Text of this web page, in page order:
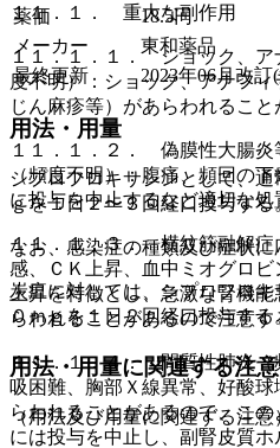
１１．１． 重大な副作用
１１．１．１． ショック、ア
度不明）：ショック、アナフィ
じん麻疹等）があらわれること
１１．１．２． 偽膜性大腸炎
（頻度不明）：腹痛、頻回の
に投与を中止するなど適切な処
１１．１．３． 横紋筋融解症
感、ＣＫ上昇、血中ミオグロ
上昇を特徴とし、急激な腎機
らわれることがあるので注意す
１１．１．４． 間質性肺炎（
吸困難、胸部Ｘ線異常、好酸
らわれることがあるので、こ
には投与を中止し、副腎皮質
薬価
18.5円
メーカー
東和薬品
最終更新
2023年06月改訂
用法・用量
シプロフロキサシンとして、
ｇを１日２〜３回経口投与する
なお、感染症の種類及び症状
炭疽に対しては、シプロフロ
０ｍｇを１日２回経口投与する
用法・用量に関連する注意
（用法及び用量に関連する注意